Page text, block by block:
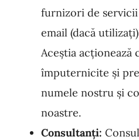
furnizori de
email (dacă
Aceștia acționează
împuternicite și
numele nostru și
noastre.
Consultanți: